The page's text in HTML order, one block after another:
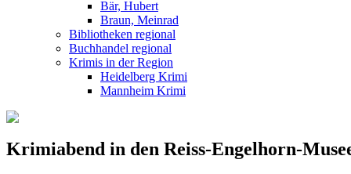
Bär, Hubert
Braun, Meinrad
Bibliotheken regional
Buchhandel regional
Krimis in der Region
Heidelberg Krimi
Mannheim Krimi
Krimiabend in den Reiss-Engelhorn-